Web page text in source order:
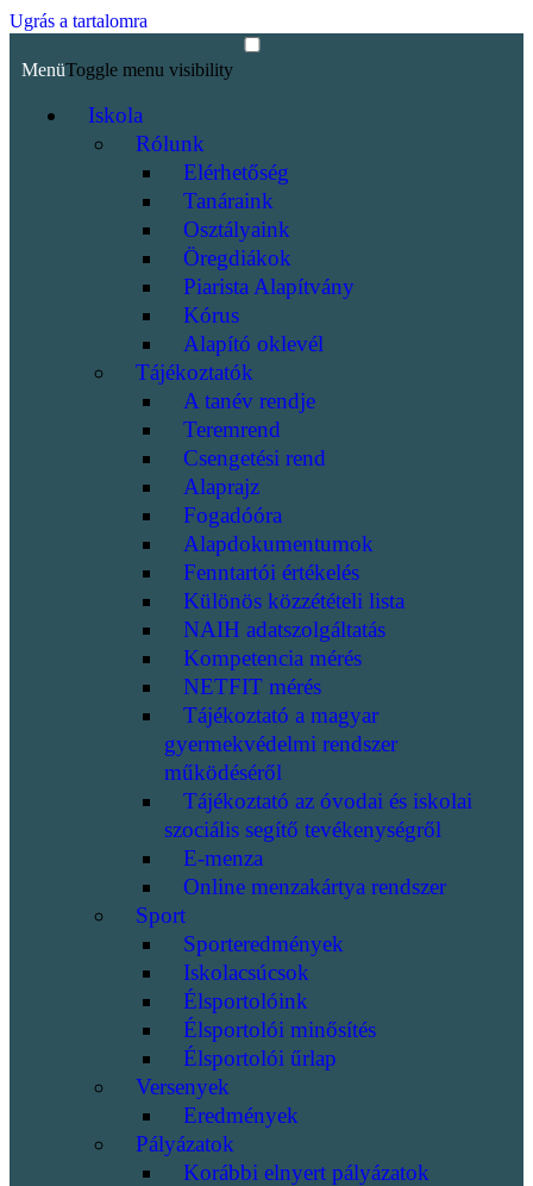
Ugrás a tartalomra
MenüToggle menu visibility
Iskola
Rólunk
Elérhetőség
Tanáraink
Osztályaink
Öregdiákok
Piarista Alapítvány
Kórus
Alapító oklevél
Tájékoztatók
A tanév rendje
Teremrend
Csengetési rend
Alaprajz
Fogadóóra
Alapdokumentumok
Fenntartói értékelés
Különös közzétételi lista
NAIH adatszolgáltatás
Kompetencia mérés
NETFIT mérés
Tájékoztató a magyar
gyermekvédelmi rendszer
működéséről
Tájékoztató az óvodai és iskolai
szociális segítő tevékenységről
E-menza
Online menzakártya rendszer
Sport
Sporteredmények
Iskolacsúcsok
Élsportolóink
Élsportolói minősítés
Élsportolói űrlap
Versenyek
Eredmények
Pályázatok
Korábbi elnyert pályázatok